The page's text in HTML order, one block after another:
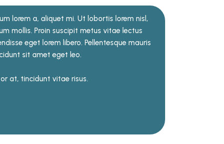
lorem a, aliquet mi. Ut lobortis lorem nisl,
mollis. Proin suscipit metus vitae lectus
eget lorem libero. Pellentesque mauris
sit amet eget leo.
at, tincidunt vitae risus.